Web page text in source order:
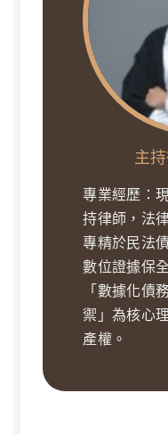
主
專業經歷：
持律師，法
專精於民法
數位證據保
「數據化債
禦」為核心
產權。